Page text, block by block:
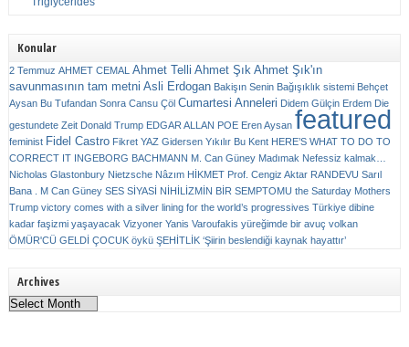
Konular
2 Temmuz AHMET CEMAL Ahmet Telli Ahmet Şık Ahmet Şık'ın
savunmasının tam metni Asli Erdogan Bakişın Senin Bağışıklık sistemi Behçet
Aysan Bu Tufandan Sonra Cansu Çöl Cumartesi Anneleri Didem Gülçin Erdem Die
gestundete Zeit Donald Trump EDGAR ALLAN POE Eren Aysan featured
feminist Fidel Castro Fikret YAZ Gidersen Yıkılır Bu Kent HERE’S WHAT TO DO TO
CORRECT IT INGEBORG BACHMANN M. Can Güney Madımak Nefessiz kalmak…
Nicholas Glastonbury Nietzsche Nâzım HİKMET Prof. Cengiz Aktar RANDEVU Sarıl
Bana . M Can Güney SES SİYASİ NİHİLİZMİN BİR SEMPTOMU the Saturday Mothers
Trump victory comes with a silver lining for the world’s progressives Türkiye dibine
kadar faşizmi yaşayacak Vizyoner Yanis Varoufakis yüreğimde bir avuç volkan
ÖMÜR'CÜ GELDİ ÇOCUK öykü ŞEHİTLİK ‘Şiirin beslendiği kaynak hayattır’
Archives
Archives